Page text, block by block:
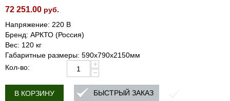
72 251.00 руб.
Напряжение: 220 В
Бренд: АРКТО (Россия)
Вес: 120 кг
Габаритные размеры: 590х790х2150мм
Кол-во:
+
−
В КОРЗИНУ БЫСТРЫЙ ЗАКАЗ